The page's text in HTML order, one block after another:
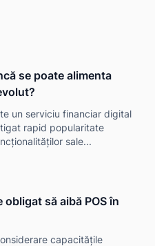
se poate alimenta
un serviciu financiar digital
rapid popularitate
sale...
obligat să aibă POS în
capacitățile